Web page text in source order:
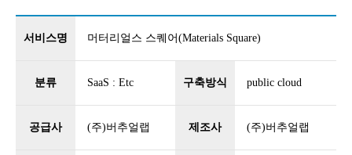
서비스명 머터리얼스 스퀘어(Materials Square)
분류 SaaS : Etc 구축방식 public cloud
공급사 (주)버추얼랩 제조사 (주)버추얼랩